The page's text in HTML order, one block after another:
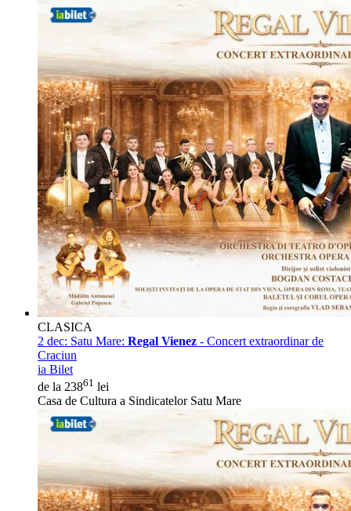
CLASICA
2 dec: Satu Mare: Regal Vienez - Concert extraordinar de
Craciun
ia Bilet
de la 23861 lei
Casa de Cultura a Sindicatelor Satu Mare